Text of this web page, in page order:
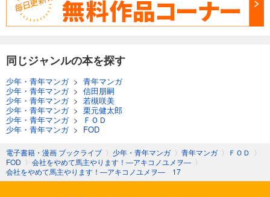
試し読み
あらすじを表示する
110円 (税込)
あらすじを表示する
会社をやめて馬主やります！ ― アキコノユメヲ ― 46
カート
試し読み
同じジャンルの本を探す
少年・青年マンガ> 青年マンガ
少年・青年マンガ> 信田朋嗣
少年・青年マンガ> 若槻咲美
少年・青年マンガ> 栗元健太郎
少年・青年マンガ>
ＦＯＤ
少年・青年マンガ> FOD
電子書籍・漫画 ブックライブ 〉 少年・青年マンガ 〉 青年マンガ 〉 ＦＯＤ 〉
FOD 〉 会社をやめて馬主やります！―アキコノユメヲ― 〉
会社をやめて馬主やります！―アキコノユメヲ― 17